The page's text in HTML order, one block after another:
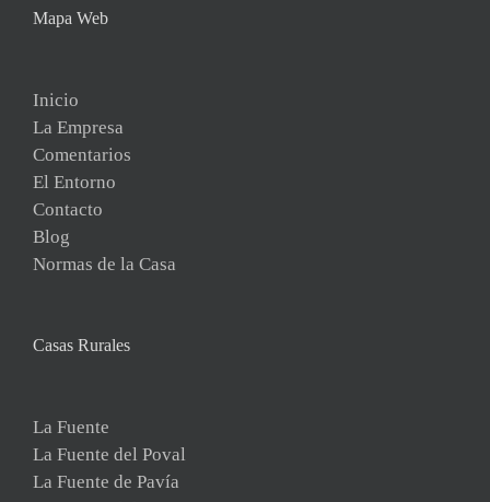
Mapa Web
Inicio
La Empresa
Comentarios
El Entorno
Contacto
Blog
Normas de la Casa
Casas Rurales
La Fuente
La Fuente del Poval
La Fuente de Pavía